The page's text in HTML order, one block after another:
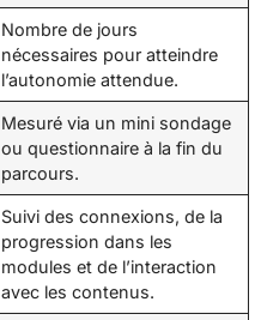
Nombre de jours
nécessaires pour atteindre
l’autonomie attendue.
Mesuré via un mini sondage
ou questionnaire à la fin du
parcours.
Suivi des connexions, de la
progression dans les
modules et de l’interaction
avec les contenus.